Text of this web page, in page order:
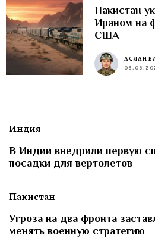
Пакистан
Ираном на
США
АСЛАН
Индия
В Индии внедрили первую
посадки для вертолетов
Пакистан
Угроза на два фронта
менять военную стратегию